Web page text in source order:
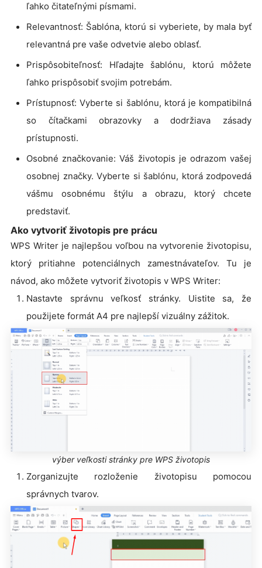
ľahko čitateľnými písmami.
Relevantnosť: Šablóna, ktorú si vyberiete, by mala byť
relevantná pre vaše odvetvie alebo oblasť.
Prispôsobiteľnosť: Hľadajte šablónu, ktorú môžete
ľahko prispôsobiť svojim potrebám.
Prístupnosť: Vyberte si šablónu, ktorá je kompatibilná
so čítačkami obrazovky a dodržiava zásady
prístupnosti.
Osobné značkovanie: Váš životopis je odrazom vašej
osobnej značky. Vyberte si šablónu, ktorá zodpovedá
vášmu osobnému štýlu a obrazu, ktorý chcete
predstaviť.
Ako vytvoriť životopis pre prácu
WPS Writer je najlepšou voľbou na vytvorenie životopisu,
ktorý pritiahne potenciálnych zamestnávateľov. Tu je
návod, ako môžete vytvoriť životopis v WPS Writer:
Nastavte správnu veľkosť stránky. Uistite sa, že
použijete formát A4 pre najlepší vizuálny zážitok.
výber veľkosti stránky pre WPS životopis
Zorganizujte rozloženie životopisu pomocou
správnych tvarov.